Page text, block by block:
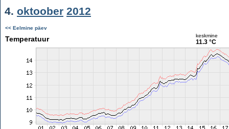
4. oktoober 2012
<< Eelmine päev
Temperatuur keskmine
11.3 °C